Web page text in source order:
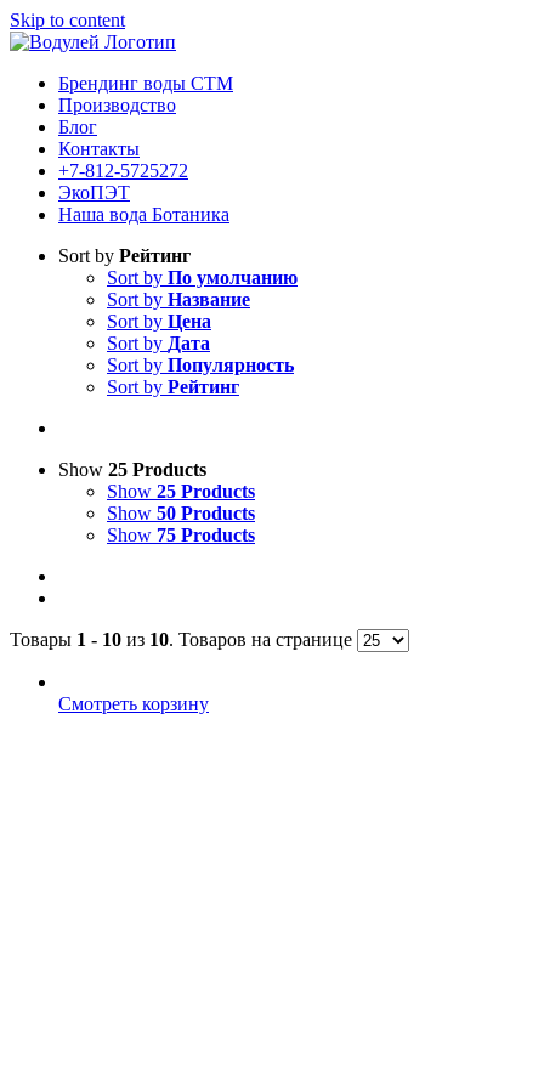
Skip to content
Брендинг воды СТМ
Производство
Блог
Контакты
+7-812-5725272
ЭкоПЭТ
Наша вода Ботаника
Sort by Рейтинг
Sort by По умолчанию
Sort by Название
Sort by Цена
Sort by Дата
Sort by Популярность
Sort by Рейтинг
Show 25 Products
Show 25 Products
Show 50 Products
Show 75 Products
Товары 1 - 10 из 10. Товаров на странице
Смотреть корзину